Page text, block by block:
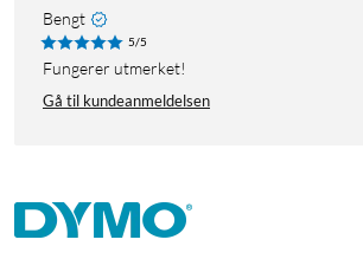
Bengt
5/5
Fungerer utmerket!
Gå til kundeanmeldelsen